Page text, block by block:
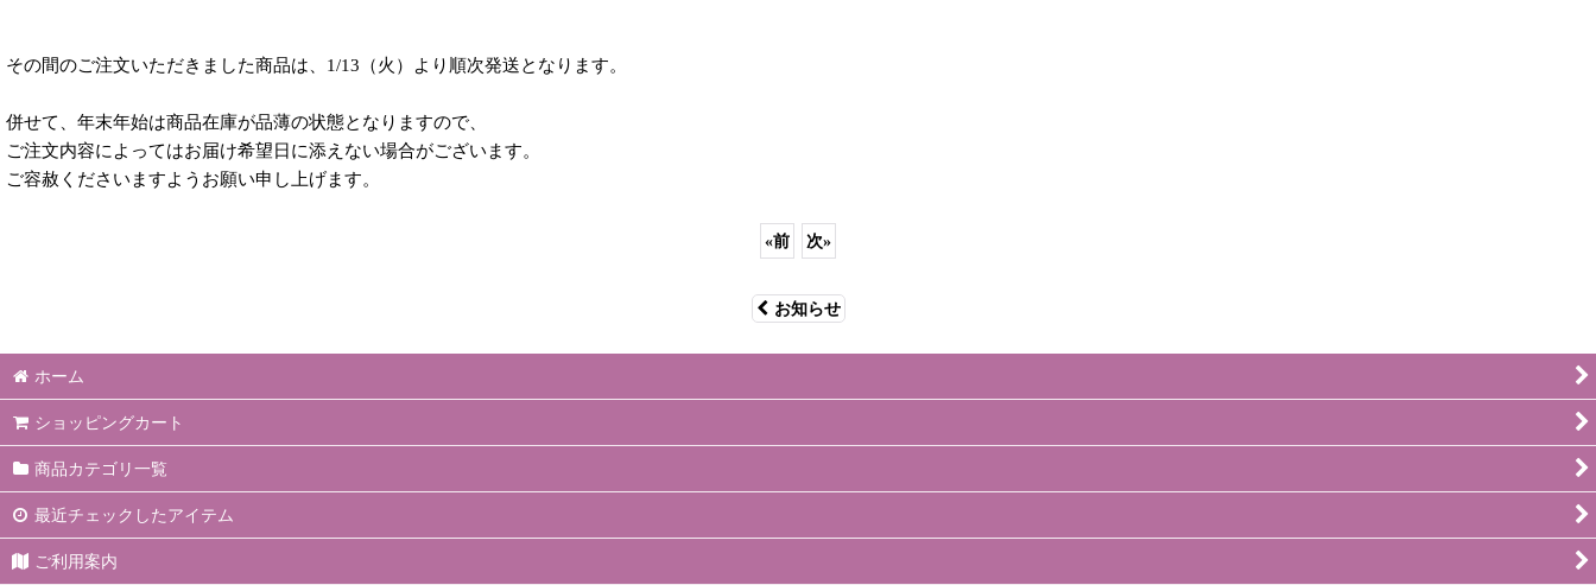
その間のご注文いただきました商品は、1/13（火）より順次発送となります。
併せて、年末年始は商品在庫が品薄の状態となりますので、
ご注文内容によってはお届け希望日に添えない場合がございます。
ご容赦くださいますようお願い申し上げます。
«前 次»
お知らせ
ホーム
ショッピングカート
商品カテゴリ一覧
最近チェックしたアイテム
ご利用案内